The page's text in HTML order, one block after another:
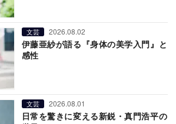
文芸 2026.08.02
伊藤亜紗が語る『身体の美学入門』と
感性
文芸 2026.08.01
日常を驚きに変える新鋭・真門浩平の